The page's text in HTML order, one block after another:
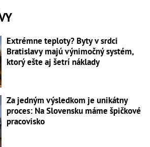
Extrémne teploty? Byty v srdci
Bratislavy majú výnimočný systém,
ktorý ešte aj šetrí náklady
Za jedným výsledkom je unikátny
proces: Na Slovensku máme špičkové
pracovisko